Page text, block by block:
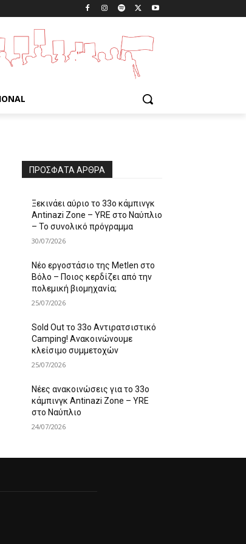
ΠΡΌΣΦΑΤΑ ΆΡΘΡΑ
Ξεκινάει αύριο το 33ο κάμπινγκ
Antinazi Zone – YRE στο Ναύπλιο
– Το συνολικό πρόγραμμα
30/07/2026
Νέο εργοστάσιο της Metlen στο
Βόλο – Ποιος κερδίζει από την
πολεμική βιομηχανία;
25/07/2026
Sold Out το 33ο Αντιρατσιστικό
Camping! Ανακοινώνουμε
κλείσιμο συμμετοχών
25/07/2026
Νέες ανακοινώσεις για το 33ο
κάμπινγκ Antinazi Zone – YRE
στο Ναύπλιο
24/07/2026